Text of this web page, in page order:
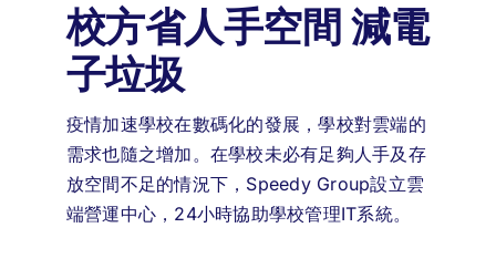
校方省人手空間 減電
子垃圾
疫情加速學校在數碼化的發展，學校對雲端的
需求也隨之增加。在學校未必有足夠人手及存
放空間不足的情況下，Speedy Group設立雲
端營運中心，24小時協助學校管理IT系統。